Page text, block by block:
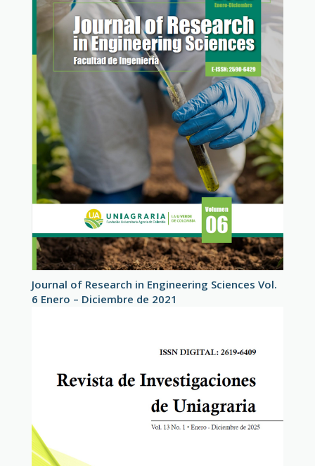
Journal of Research in Engineering Sciences Vol.
6 Enero – Diciembre de 2021